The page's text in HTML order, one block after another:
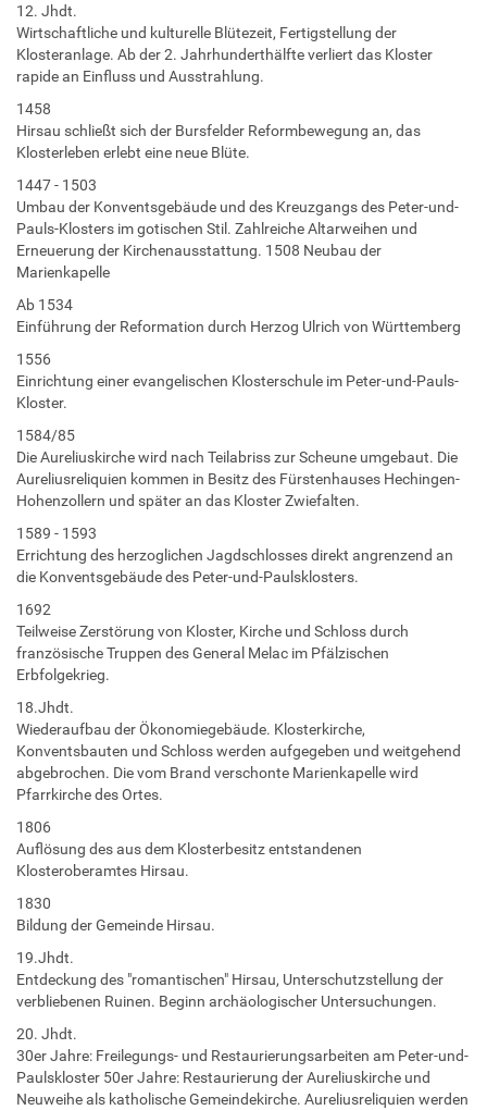
12. Jhdt.
Wirtschaftliche und kulturelle Blütezeit, Fertigstellung der
Klosteranlage. Ab der 2. Jahrhunderthälfte verliert das Kloster
rapide an Einfluss und Ausstrahlung.
1458
Hirsau schließt sich der Bursfelder Reformbewegung an, das
Klosterleben erlebt eine neue Blüte.
1447 - 1503
Umbau der Konventsgebäude und des Kreuzgangs des Peter-und-
Pauls-Klosters im gotischen Stil. Zahlreiche Altarweihen und
Erneuerung der Kirchenausstattung. 1508 Neubau der
Marienkapelle
Ab 1534
Einführung der Reformation durch Herzog Ulrich von Württemberg
1556
Einrichtung einer evangelischen Klosterschule im Peter-und-Pauls-
Kloster.
1584/85
Die Aureliuskirche wird nach Teilabriss zur Scheune umgebaut. Die
Aureliusreliquien kommen in Besitz des Fürstenhauses Hechingen-
Hohenzollern und später an das Kloster Zwiefalten.
1589 - 1593
Errichtung des herzoglichen Jagdschlosses direkt angrenzend an
die Konventsgebäude des Peter-und-Paulsklosters.
1692
Teilweise Zerstörung von Kloster, Kirche und Schloss durch
französische Truppen des General Melac im Pfälzischen
Erbfolgekrieg.
18.Jhdt.
Wiederaufbau der Ökonomiegebäude. Klosterkirche,
Konventsbauten und Schloss werden aufgegeben und weitgehend
abgebrochen. Die vom Brand verschonte Marienkapelle wird
Pfarrkirche des Ortes.
1806
Auflösung des aus dem Klosterbesitz entstandenen
Klosteroberamtes Hirsau.
1830
Bildung der Gemeinde Hirsau.
19.Jhdt.
Entdeckung des "romantischen" Hirsau, Unterschutzstellung der
verbliebenen Ruinen. Beginn archäologischer Untersuchungen.
20. Jhdt.
30er Jahre: Freilegungs- und Restaurierungsarbeiten am Peter-und-
Paulskloster 50er Jahre: Restaurierung der Aureliuskirche und
Neuweihe als katholische Gemeindekirche. Aureliusreliquien werden